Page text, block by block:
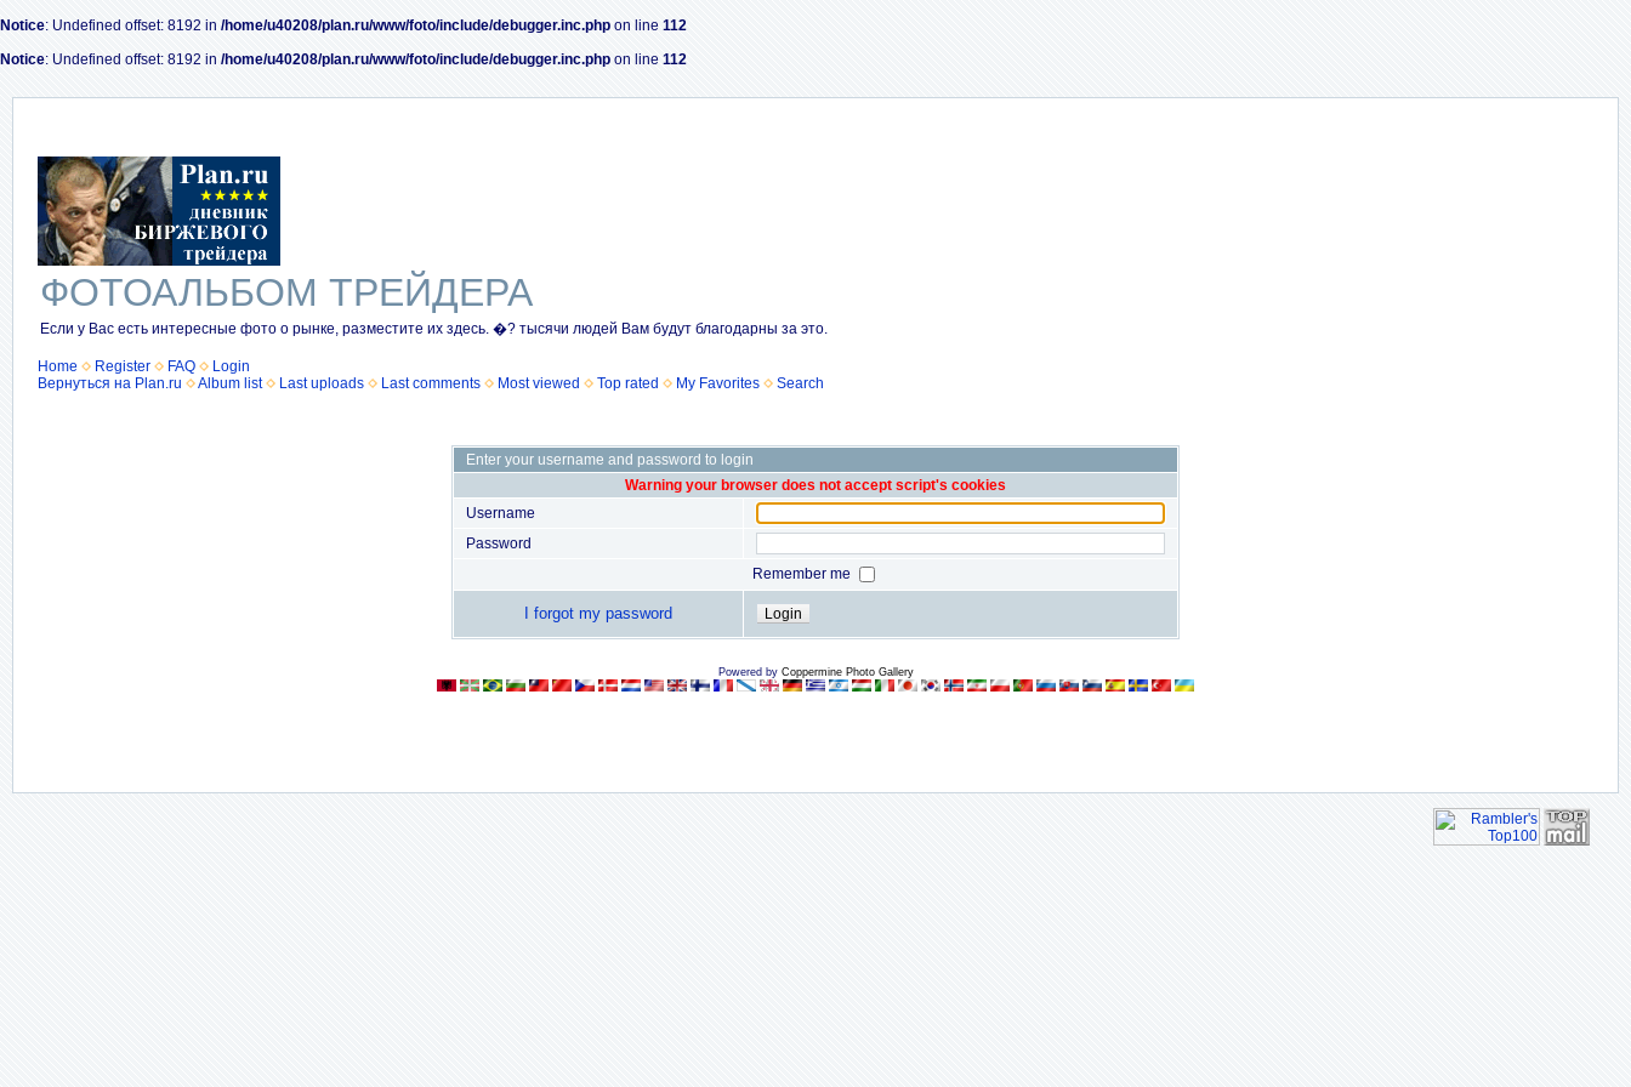
Notice: Undefined offset: 8192 in /home/u40208/plan.ru/www/foto/include/debugger.inc.php on line 112
Notice: Undefined offset: 8192 in /home/u40208/plan.ru/www/foto/include/debugger.inc.php on line 112
ФОТОАЛЬБОМ ТРЕЙДЕРА
Если у Вас есть интересные фото о рынке, разместите их здесь. �? тысячи людей Вам будут благодарны за это.
Home Register FAQ
Login
Вернуться на Plan.ru
Album list Last uploads Last comments Most viewed Top rated My Favorites Search
Enter your username and password to login
Warning your browser does not accept script's cookies
Username
Password
Remember me
I forgot my password
Powered by Coppermine Photo Gallery